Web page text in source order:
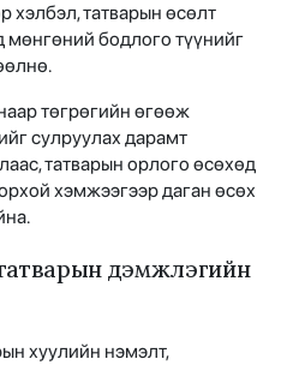
татварын өсөлт
мөнгөний бодлого түүнийг
төгрөгийн өгөөж
сулруулах дарамт
татварын орлого өсөхөд
хэмжээгээр даган өсөх
дэмжлэгийн
хуулийн нэмэлт,